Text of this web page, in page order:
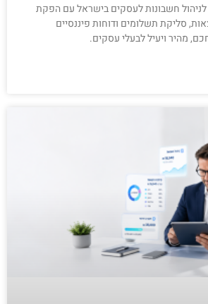
לניהול חשבונות לעסקים בישראל עם הפקת
סליקת תשלומים ודוחות פיננסיים
מהיר ויעיל לבעלי עסקים.